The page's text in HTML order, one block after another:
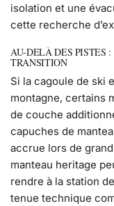
isolation et une
cette recherche
AU-DELÀ DES PISTES
TRANSITION
Si la cagoule de ski
montagne, certains
de couche
capuches de
accrue lors de
manteau heritage
rendre à la station
tenue technique